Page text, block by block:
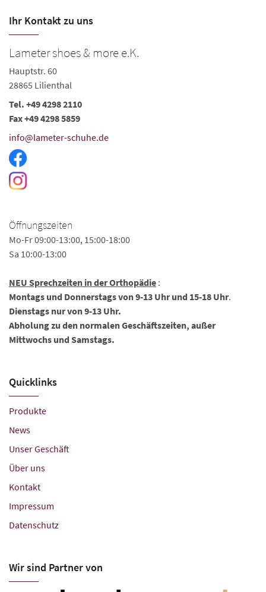
Ihr Kontakt zu uns
Lameter shoes & more e.K.
Hauptstr. 60
28865 Lilienthal
Tel. +49 4298 2110
Fax +49 4298 5859
info@lameter-schuhe.de
Öffnungszeiten
Mo-Fr 09:00-13:00, 15:00-18:00
Sa 10:00-13:00
NEU Sprechzeiten in der Orthopädie :
Montags und Donnerstags von 9-13 Uhr und 15-18 Uhr.
Dienstags nur von 9-13 Uhr.
Abholung zu den normalen Geschäftszeiten, außer
Mittwochs und Samstags.
Quicklinks
Produkte
News
Unser Geschäft
Über uns
Kontakt
Impressum
Datenschutz
Wir sind Partner von